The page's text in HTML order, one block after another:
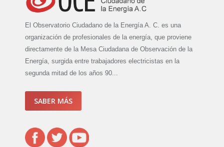
El Observatorio Ciudadano de la Energía A. C. es una
organización de profesionales de la energía, que proviene
directamente de la Mesa Ciudadana de Observación de la
Energía, surgida entre trabajadores electricistas en la
segunda mitad de los años 90...
SABER MÁS